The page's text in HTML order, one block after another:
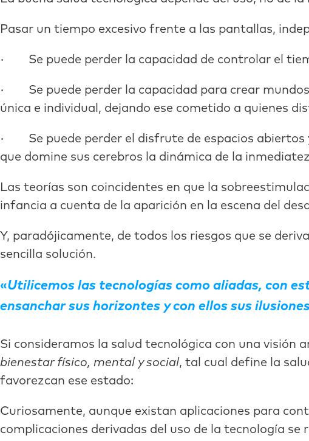
Pasar un tiempo excesivo frente a las pantallas,
· Se puede perder la capacidad de controlar el
· Se puede perder la capacidad para crear
única e individual, dejando ese cometido a quienes
· Se puede perder el disfrute de espacios abiertos
que domine sus cerebros la dinámica de la
Las teorías son coincidentes en que la
infancia a cuenta de la aparición en la escena del
Y, paradójicamente, de todos los riesgos que se
sencilla solución.
Utilicemos las tecnologías como aliadas, con
ensanchar sus horizontes y con ellos sus
Si consideramos la salud tecnológica con una visión
bienestar físico, mental y social, tal cual define la
favorezcan ese estado:
Curiosamente, aunque existan aplicaciones para
complicaciones derivadas del uso de la tecnología se